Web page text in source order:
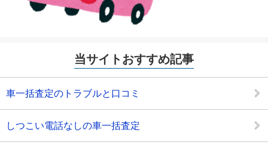
当サイトおすすめ記事
車一括査定のトラブルと口コミ
しつこい電話なしの車一括査定